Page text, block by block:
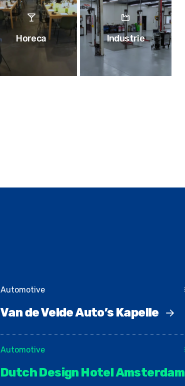
Horeca Industrie
Automotive
Van de Velde Auto’s Kapelle
Automotive
Dutch Design Hotel Amsterdam